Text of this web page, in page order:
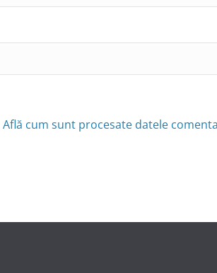
Află cum sunt procesate datele